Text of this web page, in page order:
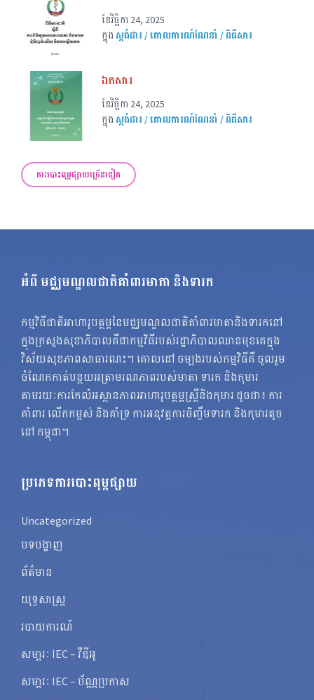
ខែ​វិច្ឆិកា 24, 2025
ក្នុង ស្តង់ដារ / គោលការណ៍ណែនាំ / ពិធីសារ
ឯកសារ
ខែ​វិច្ឆិកា 24, 2025
ក្នុង ស្តង់ដារ / គោលការណ៍ណែនាំ / ពិធីសារ
ការបោះពុម្ពផ្សាយច្រើនទៀត
អំពី មជ្ឈមណ្ឌលជាតិគាំពារមាតា និងទារក
កម្មវិធីជាតិអាហារូបត្ថម្ភនៃមជ្ឈមណ្ឌលជាតិគាំពារមាតានិងទារកនៅ
ក្នុងក្រសួងសុខាភិបាលគឺជាកម្មវិធីរបស់រដ្ឋាភិបាលឈានមុខគេក្នុង
វិស័យសុខភាពសាធារណះ។ គោលដៅ ចម្បងរបស់កម្មវិធីគឺ ចូលរួម
ចំណែកកាត់បន្ថយអត្រាមរណភាពរបស់មាតា ទារក និងកុមារ
តាមរយៈការកែលំអស្ថានភាពអាហារូបត្ថម្ភស្ត្រីនិងកុមារ ដូចជា៖ ការ
គាំពារ លើកកម្ពស់ និងគាំទ្រ ការអនុវត្តការចិញ្ចឹមទារក និងកុមារតូច
នៅ កម្ពុជា។
ប្រភេទការបោះពុម្ពផ្សាយ
Uncategorized
បទបង្ហាញ
ព័ត៌មាន
យុទ្ធសាស្ត្រ
របាយការណ៍
សមា្ភរៈ IEC – វីឌីអូ
សមា្ភរៈ IEC – ប័ណ្ណប្រកាស